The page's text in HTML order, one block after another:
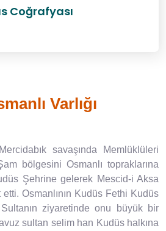
Coğrafyası
Varlığı
savaşında Memlüklüleri
bölgesini Osmanlı topraklarına
Şehrine gelerek Mescid-i Aksa
Osmanlının Kudüs Fethi Kudüs
ziyaretinde onu büyük bir
sultan selim han Kudüs halkına